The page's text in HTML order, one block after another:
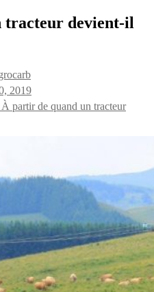
tracteur devient-il
2019
partir de quand un tracteur